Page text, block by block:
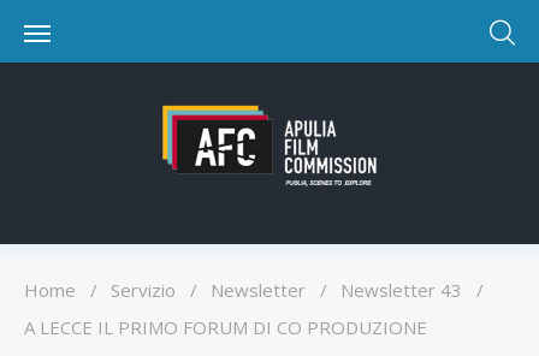
Home / Servizio / Newsletter / Newsletter 43
/
A LECCE IL PRIMO FORUM DI CO PRODUZIONE